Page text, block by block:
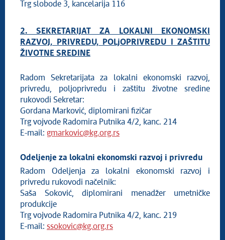
Trg slobode 3, kancelarija 116
2. SEKRETARIJAT ZA LOKALNI EKONOMSKI
RAZVOJ, PRIVREDU, POLjOPRIVREDU I ZAŠTITU
ŽIVOTNE SREDINE
Radom Sekretarijata za lokalni ekonomski razvoj,
privredu, poljoprivredu i zaštitu životne sredine
rukovodi Sekretar:
Gordana Marković, diplomirani fizičar
Trg vojvode Radomira Putnika 4/2, kanc. 214
E-mail: gmarkovic@kg.org.rs
Odeljenje za lokalni ekonomski razvoj i privredu
Radom Odeljenja za lokalni ekonomski razvoj i
privredu rukovodi načelnik:
Saša Soković, diplomirani menadžer umetničke
produkcije
Trg vojvode Radomira Putnika 4/2, kanc. 219
E-mail: ssokovic@kg.org.rs